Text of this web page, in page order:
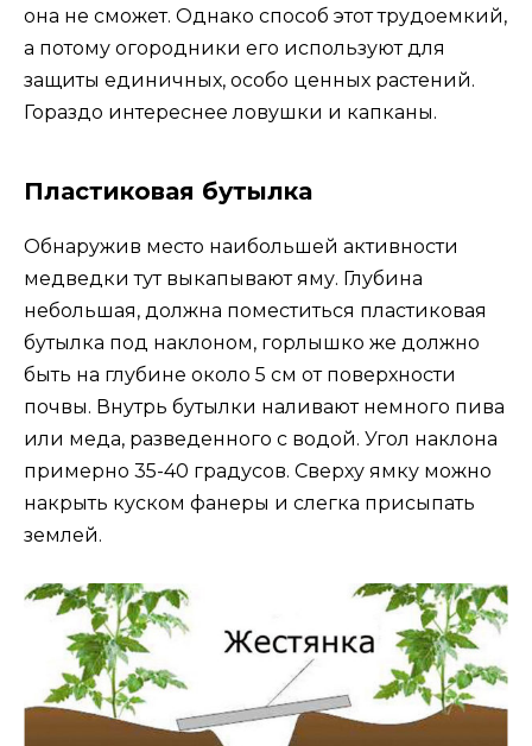
она не сможет. Однако способ этот трудоемкий,
а потому огородники его используют для
защиты единичных, особо ценных растений.
Гораздо интереснее ловушки и капканы.
Пластиковая бутылка
Обнаружив место наибольшей активности
медведки тут выкапывают яму. Глубина
небольшая, должна поместиться пластиковая
бутылка под наклоном, горлышко же должно
быть на глубине около 5 см от поверхности
почвы. Внутрь бутылки наливают немного пива
или меда, разведенного с водой. Угол наклона
примерно 35-40 градусов. Сверху ямку можно
накрыть куском фанеры и слегка присыпать
землей.